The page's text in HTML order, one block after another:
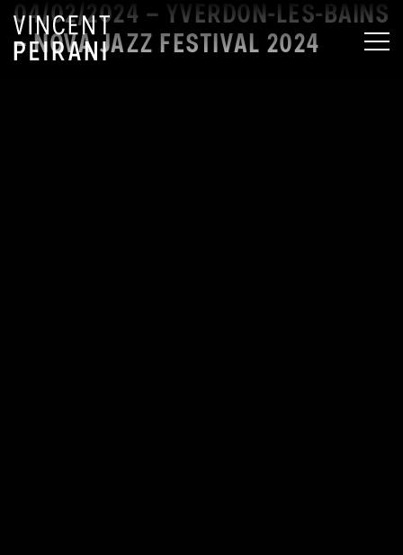
04/02/2024 – YVERDON-LES-BAINS
– NOVA JAZZ FESTIVAL 2024